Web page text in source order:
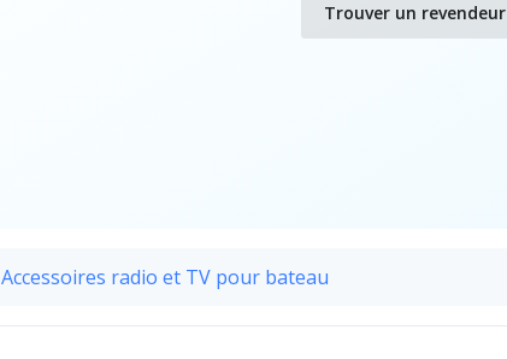
Trouver un revendeur
Accessoires radio et TV pour bateau